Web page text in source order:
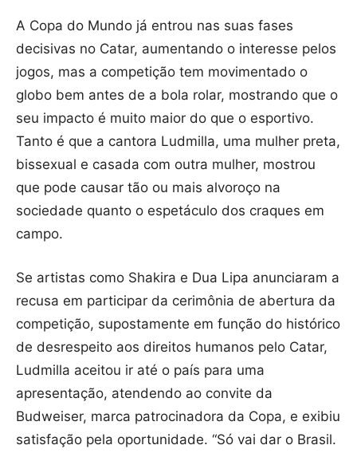
A Copa do Mundo já entrou nas suas fases
decisivas no Catar, aumentando o interesse pelos
jogos, mas a competição tem movimentado o
globo bem antes de a bola rolar, mostrando que o
seu impacto é muito maior do que o esportivo.
Tanto é que a cantora Ludmilla, uma mulher preta,
bissexual e casada com outra mulher, mostrou
que pode causar tão ou mais alvoroço na
sociedade quanto o espetáculo dos craques em
campo.
Se artistas como Shakira e Dua Lipa anunciaram a
recusa em participar da cerimônia de abertura da
competição, supostamente em função do histórico
de desrespeito aos direitos humanos pelo Catar,
Ludmilla aceitou ir até o país para uma
apresentação, atendendo ao convite da
Budweiser, marca patrocinadora da Copa, e exibiu
satisfação pela oportunidade. “Só vai dar o Brasil.